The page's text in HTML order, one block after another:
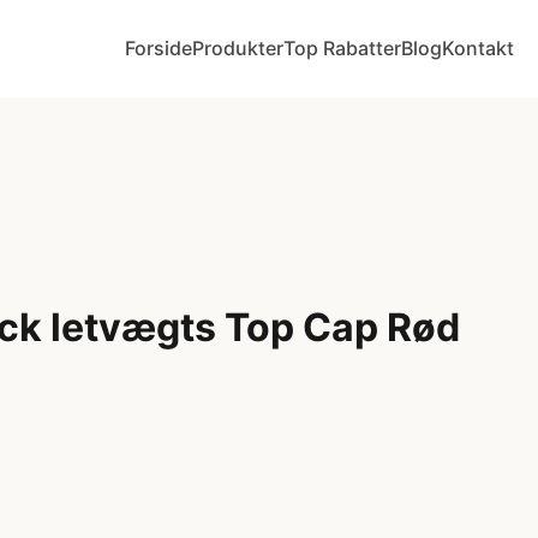
ForsideProdukterTop RabatterBlogKontakt
letvægts Top Cap Rød